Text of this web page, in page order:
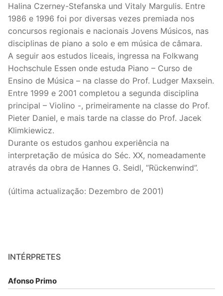
Halina Czerney-Stefanska und Vitaly Margulis. Entre
1986 e 1996 foi por diversas vezes premiada nos
concursos regionais e nacionais Jovens Músicos, nas
disciplinas de piano a solo e em música de câmara.
A seguir aos estudos liceais, ingressa na Folkwang
Hochschule Essen onde estuda Piano – Curso de
Ensino de Música – na classe do Prof. Ludger Maxsein.
Entre 1999 e 2001 completou a segunda disciplina
principal – Violino -, primeiramente na classe do Prof.
Pieter Daniel, e mais tarde na classe do Prof. Jacek
Klimkiewicz.
Durante os estudos ganhou experiência na
interpretação de música do Séc. XX, nomeadamente
através da obra de Hannes G. Seidl, “Rückenwind”.
(última actualização: Dezembro de 2001)
INTÉRPRETES
Afonso Primo